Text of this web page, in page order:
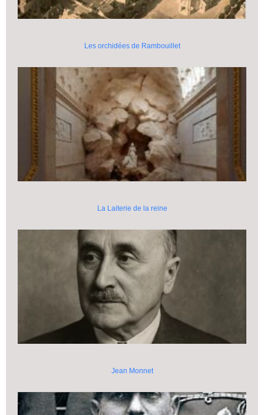
Les orchidées de Rambouillet
La Laiterie de la reine
Jean Monnet